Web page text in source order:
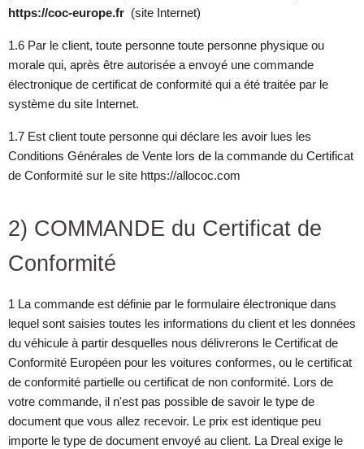
https://coc-europe.fr (site Internet)
1.6 Par le client, toute personne toute personne physique ou
morale qui, après être autorisée a envoyé une commande
électronique de certificat de conformité qui a été traitée par le
système du site Internet.
1.7 Est client toute personne qui déclare les avoir lues les
Conditions Générales de Vente lors de la commande du Certificat
de Conformité sur le site https://allococ.com
2) COMMANDE du Certificat de
Conformité
1 La commande est définie par le formulaire électronique dans
lequel sont saisies toutes les informations du client et les données
du véhicule à partir desquelles nous délivrerons le Certificat de
Conformité Européen pour les voitures conformes, ou le certificat
de conformité partielle ou certificat de non conformité. Lors de
votre commande, il n'est pas possible de savoir le type de
document que vous allez recevoir. Le prix est identique peu
importe le type de document envoyé au client. La Dreal exige le